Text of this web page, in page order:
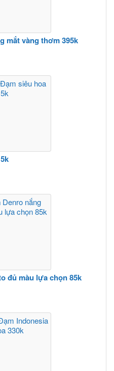
mắt vàng thơm 395k
đủ màu lựa chọn 85k